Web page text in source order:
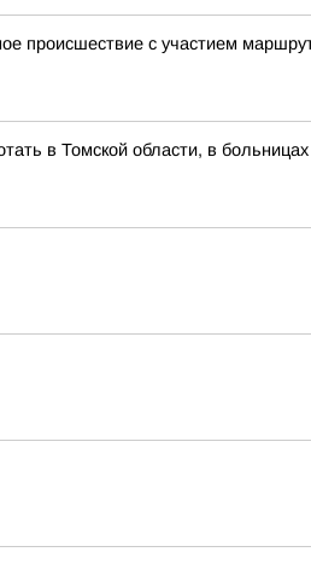
происшествие с участием
в Томской области, в